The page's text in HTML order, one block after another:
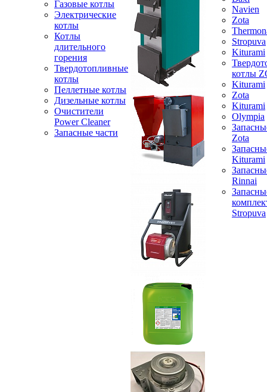
Газовые котлы
Электрические
котлы
Котлы
длительного
горения
Твердотопливные
котлы
Пеллетные котлы
Дизельные котлы
Очистители
Power Cleaner
Запасные части
Navien
Zota
Stropuva
Kiturami
котлы
Kiturami
Zota
Kiturami
Olympia
Zota
Kiturami
Rinnai
Stropuva